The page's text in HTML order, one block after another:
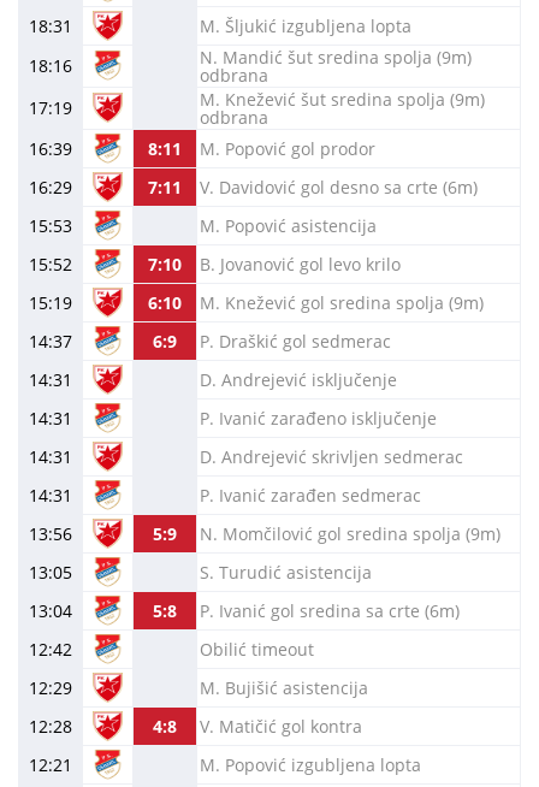
18:31
M. Šljukić izgubljena lopta
18:16
N. Mandić šut sredina spolja (9m)
odbrana
17:19
M. Knežević šut sredina spolja (9m)
odbrana
16:39
8:11
M. Popović gol prodor
16:29
7:11
V. Davidović gol desno sa crte (6m)
15:53
M. Popović asistencija
15:52
7:10
B. Jovanović gol levo krilo
15:19
6:10
M. Knežević gol sredina spolja (9m)
14:37
6:9
P. Draškić gol sedmerac
14:31
D. Andrejević isključenje
14:31
P. Ivanić zarađeno isključenje
14:31
D. Andrejević skrivljen sedmerac
14:31
P. Ivanić zarađen sedmerac
13:56
5:9
N. Momčilović gol sredina spolja (9m)
13:05
S. Turudić asistencija
13:04
5:8
P. Ivanić gol sredina sa crte (6m)
12:42
Obilić timeout
12:29
M. Bujišić asistencija
12:28
4:8
V. Matičić gol kontra
12:21
M. Popović izgubljena lopta